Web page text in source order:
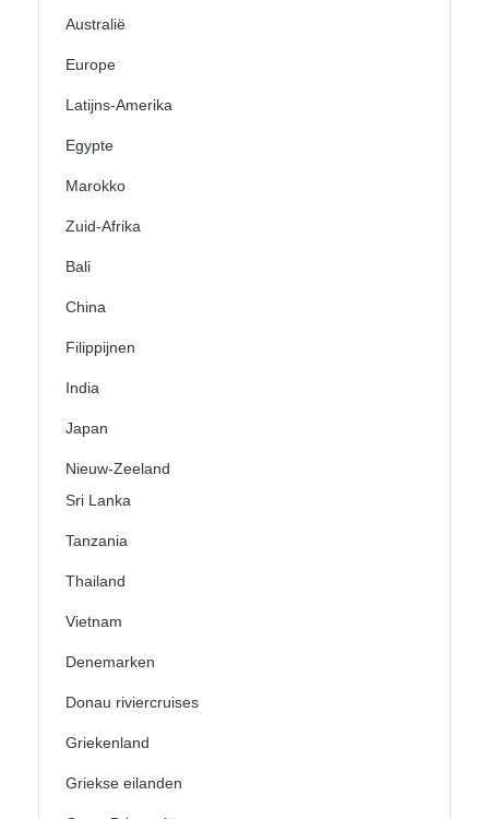
Australië
Europe
Latijns-Amerika
Egypte
Marokko
Zuid-Afrika
Bali
China
Filippijnen
India
Japan
Nieuw-Zeeland
Sri Lanka
Tanzania
Thailand
Vietnam
Denemarken
Donau riviercruises
Griekenland
Griekse eilanden